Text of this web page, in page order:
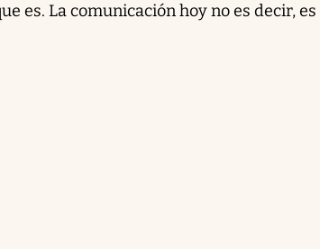
es. La comunicación hoy no es decir,